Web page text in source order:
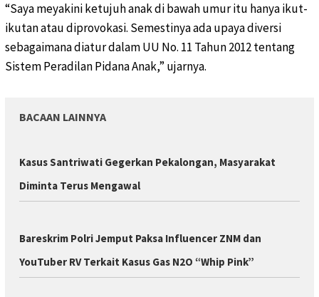
“Saya meyakini ketujuh anak di bawah umur itu hanya ikut-
ikutan atau diprovokasi. Semestinya ada upaya diversi
sebagaimana diatur dalam UU No. 11 Tahun 2012 tentang
Sistem Peradilan Pidana Anak,” ujarnya.
BACAAN LAINNYA
Kasus Santriwati Gegerkan Pekalongan, Masyarakat
Diminta Terus Mengawal
Bareskrim Polri Jemput Paksa Influencer ZNM dan
YouTuber RV Terkait Kasus Gas N2O “Whip Pink”